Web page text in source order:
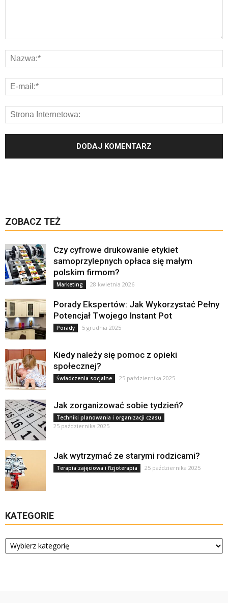
ZOBACZ TEŻ
Czy cyfrowe drukowanie etykiet
samoprzylepnych opłaca się małym
polskim firmom?
Marketing 28 kwietnia 2026
Porady Ekspertów: Jak Wykorzystać Pełny
Potencjał Twojego Instant Pot
Porady 5 grudnia 2025
Kiedy należy się pomoc z opieki
społecznej?
Świadczenia socjalne 25 października 2025
Jak zorganizować sobie tydzień?
Techniki planowania i organizacji czasu
25 października 2025
Jak wytrzymać ze starymi rodzicami?
Terapia zajęciowa i fizjoterapia 25 października 2025
KATEGORIE
Kategorie